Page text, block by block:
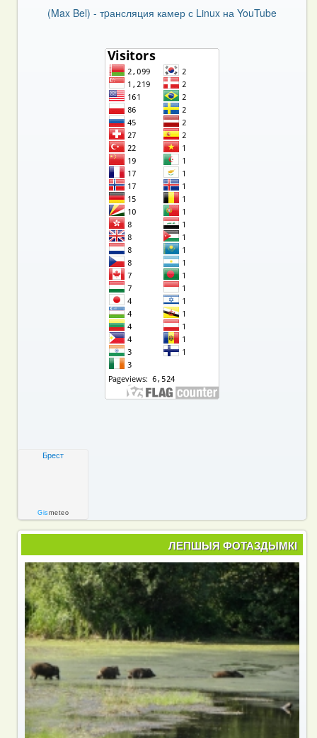
(Max Bel) - тpансляция камер с Linux на YouTube
Брест
Gismeteo
ЛЕПШЫЯ ФОТАЗДЫМКІ